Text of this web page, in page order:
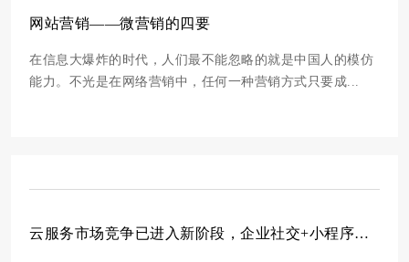
网站营销——微营销的四要
在信息大爆炸的时代，人们最不能忽略的就是中国人的模仿
能力。不光是在网络营销中，任何一种营销方式只要成...
云服务市场竞争已进入新阶段，企业社交+小程序成ToB标配